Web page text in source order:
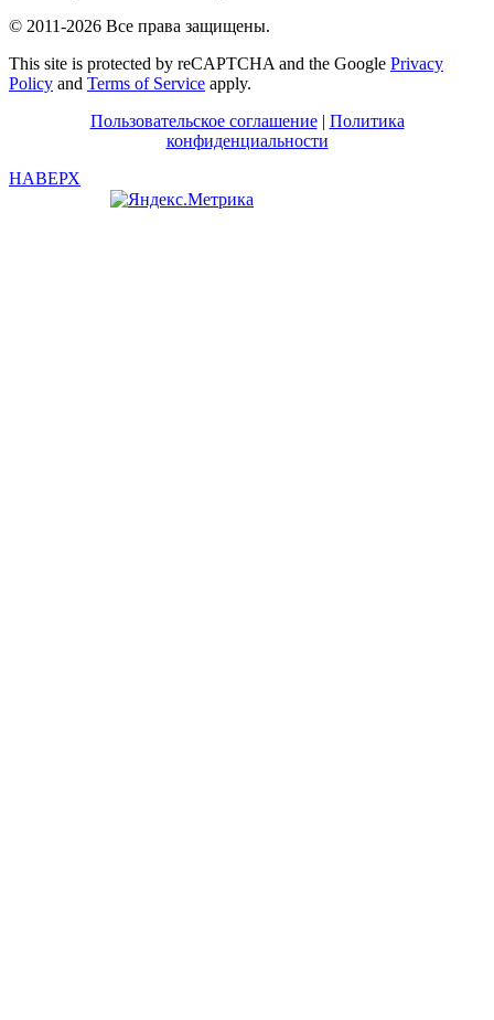
© 2011-2026 Все права защищены.
This site is protected by reCAPTCHA and the Google Privacy
Policy and Terms of Service apply.
Пользовательское соглашение| Политика
конфиденциальности
НАВЕРХ